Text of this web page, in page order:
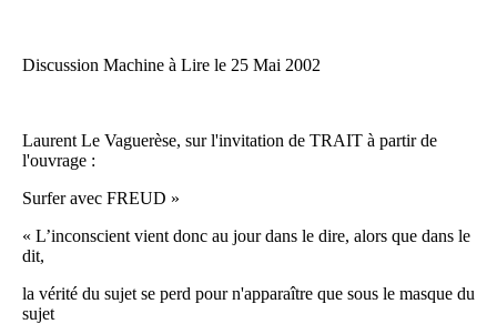
Discussion Machine à Lire le 25 Mai 2002
Laurent Le Vaguerèse, sur l'invitation de TRAIT à partir de
l'ouvrage :
Surfer avec FREUD »
« L’inconscient vient donc au jour dans le dire, alors que dans le
dit,
la vérité du sujet se perd pour n'apparaître que sous le masque du
sujet